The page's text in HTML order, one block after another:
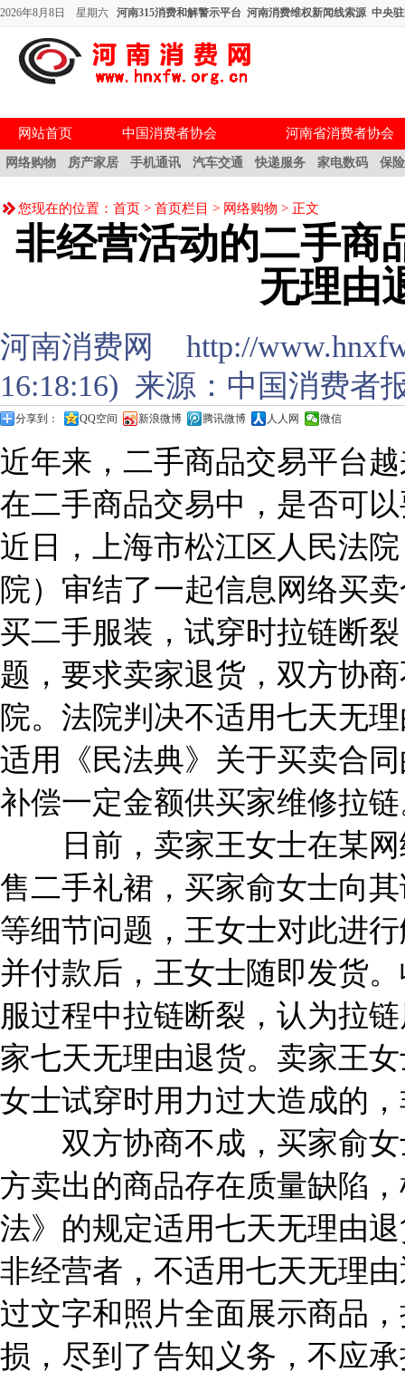
2026年8月8日 星期六 河南315消费和解警示平台 河南消费维权新闻线索源 中央
网站首页 中国消费者协会 河南省消费者协会
网络购物 房产家居 手机通讯 汽车交通 快递服务 家电数码 保
您现在的位置： 首页 > 首页栏目 > 网络购物 > 正文
非经营活动的二手商
无理由
河南消费网 http://
16:18:16) 来源： 中国消费者
分享到： QQ空间 新浪微博 腾讯微博 人人网 微信
近年来，二手商品交易平台
在二手商品交易中，是否可
近日，上海市松江区人民法
院）审结了一起信息网络买
买二手服装，试穿时拉链断
题，要求卖家退货，双方协
院。法院判决不适用七天无
适用《民法典》关于买卖合
补偿一定金额供买家维修拉
日前，卖家王女士在某网
售二手礼裙，买家俞女士向
等细节问题，王女士对此进
并付款后，王女士随即发货
服过程中拉链断裂，认为拉
家七天无理由退货。卖家王
女士试穿时用力过大造成的
双方协商不成，买家俞女
方卖出的商品存在质量缺陷
法》的规定适用七天无理由
非经营者，不适用七天无理
过文字和照片全面展示商品
损，尽到了告知义务，不应